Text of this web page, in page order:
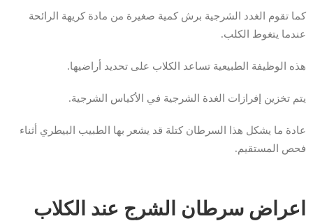
كما تقوم الغدد الشرجية برش كمية صغيرة من مادة كريهة الرائحة
عندما يتغوط الكلب.
هذه الوظيفة الطبيعية تساعد الكلاب على تحديد أراضيها.
يتم تخزين إفرازات الغدة الشرجية في الأكياس الشرجية.
عادة ما يشكل هذا السرطان كتلة قد يشعر بها الطبيب البيطري أثناء
فحص المستقيم.
اعراض سرطان الشرج عند الكلاب